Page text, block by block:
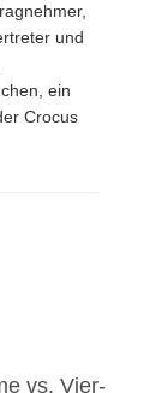
und
ein
Crocus
vs. Vier-